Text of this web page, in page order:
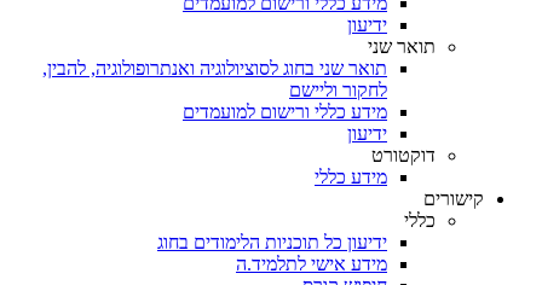
ידיעון
תואר שני
תואר שני בחוג לסוציולוגיה ואנתרופולוגיה, להבין,
לחקור וליישם
מידע כללי ורישום למועמדים
ידיעון
דוקטורט
מידע כללי
קישורים
כללי
ידיעון כל תוכניות הלימודים בחוג
מידע אישי לתלמיד.ה